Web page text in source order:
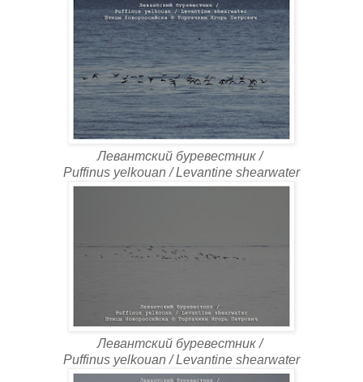
Левантский буревестник /
Puffinus yelkouan / Levantine shearwater
Левантский буревестник /
Puffinus yelkouan / Levantine shearwater